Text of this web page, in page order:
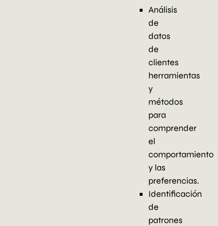
Análisis
de
datos
de
clientes
herramientas
y
métodos
para
comprender
el
comportamiento
y las
preferencias.
Identificación
de
patrones